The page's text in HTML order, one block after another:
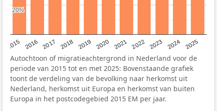
2015 2016 2017 2018 2019 2020 2021 2022 2023 2024 2025
20%
20%
Autochtoon of migratieachtergrond in Nederland voor de
periode van 2015 tot en met 2025: Bovenstaande grafiek
toont de verdeling van de bevolking naar herkomst uit
Nederland, herkomst uit Europa en herkomst van buiten
Europa in het postcodegebied 2015 EM per jaar.